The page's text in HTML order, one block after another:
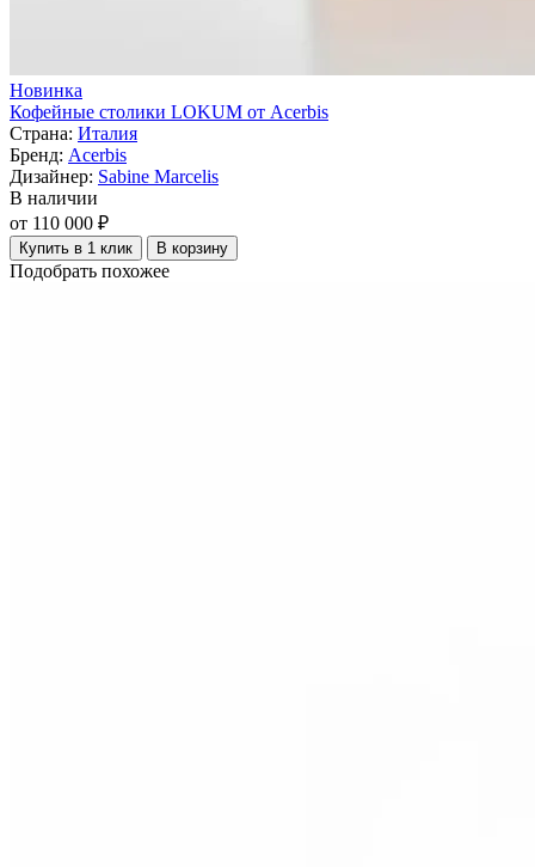
Новинка
Кофейные столики LOKUM от Acerbis
Страна: Италия
Бренд: Acerbis
Дизайнер: Sabine Marcelis
В наличии
от 110 000 ₽
Купить в 1 клик В корзину
Подобрать похожее